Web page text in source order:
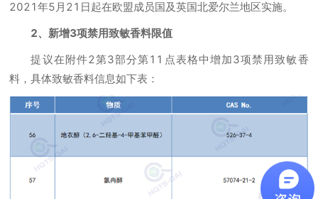
2021年5月21日起在欧盟成员国及英国北爱尔兰地区实施。
2、新增3项禁用致敏香料限值
提议在附件2第3部分第11点表格中增加3项禁用致敏香
料，具体致敏香料信息如下表：